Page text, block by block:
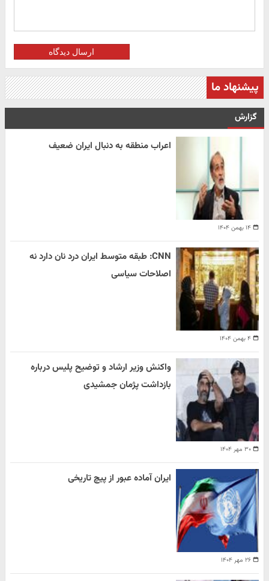
ارسال دیدگاه
پیشنهاد ما
گزارش
۱۴ بهمن ۱۴۰۴
اعراب منطقه به دنبال ایران ضعیف
۴ بهمن ۱۴۰۴
CNN: طبقه متوسط ایران درد نان دارد نه
اصلاحات سیاسی
۳۰ مهر ۱۴۰۴
واکنش وزیر ارشاد و توضیح پلیس درباره
بازداشت پژمان جمشیدی
۲۶ مهر ۱۴۰۴
ایران آماده عبور از پیچ تاریخی